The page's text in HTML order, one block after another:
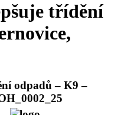
třídění
odpadů – K9 –